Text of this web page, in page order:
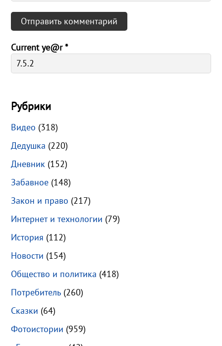
Current ye@r*
Рубрики
Видео (318)
Дедушка (220)
Дневник (152)
Забавное (148)
Закон и право (217)
Интернет и технологии (79)
История (112)
Новости (154)
Общество и политика (418)
Потребитель (260)
Сказки (64)
Фотоистории (959)